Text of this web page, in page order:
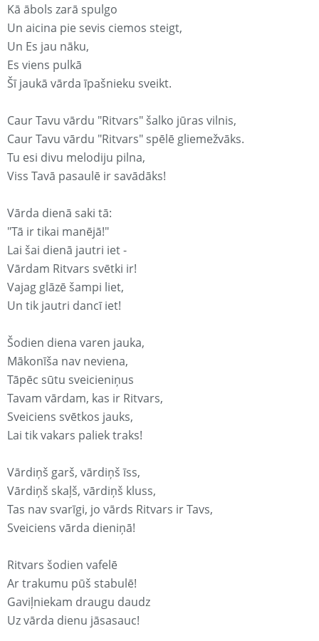
Kā ābols zarā spulgo
Un aicina pie sevis ciemos steigt,
Un Es jau nāku,
Es viens pulkā
Šī jaukā vārda īpašnieku sveikt.
Caur Tavu vārdu "Ritvars" šalko jūras vilnis,
Caur Tavu vārdu "Ritvars" spēlē gliemežvāks.
Tu esi divu melodiju pilna,
Viss Tavā pasaulē ir savādāks!
Vārda dienā saki tā:
"Tā ir tikai manējā!"
Lai šai dienā jautri iet -
Vārdam Ritvars svētki ir!
Vajag glāzē šampi liet,
Un tik jautri dancī iet!
Šodien diena varen jauka,
Mākonīša nav neviena,
Tāpēc sūtu sveicieniņus
Tavam vārdam, kas ir Ritvars,
Sveiciens svētkos jauks,
Lai tik vakars paliek traks!
Vārdiņš garš, vārdiņš īss,
Vārdiņš skaļš, vārdiņš kluss,
Tas nav svarīgi, jo vārds Ritvars ir Tavs,
Sveiciens vārda dieniņā!
Ritvars šodien vafelē
Ar trakumu pūš stabulē!
Gaviļniekam draugu daudz
Uz vārda dienu jāsasauc!